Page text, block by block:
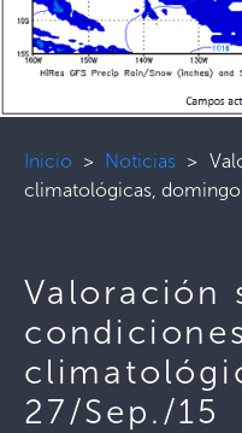
Inicio > Noticias >
climatológicas, domingo
Valoración
condiciones
27/Sep./15